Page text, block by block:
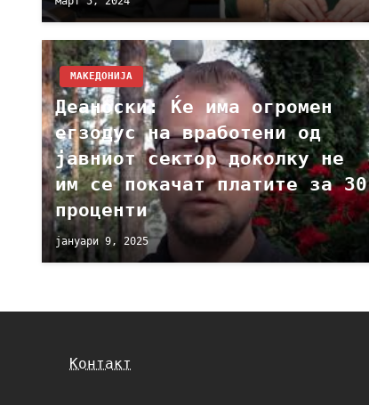
МАКЕДОНИЈА
Деаноски: Ќе има огромен
егзодус на вработени од
јавниот сектор доколку не
им се покачат платите за 30
проценти
јануари 9, 2025
Контакт